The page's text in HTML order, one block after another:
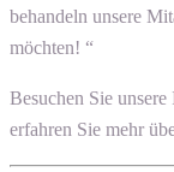
behandeln unsere
möchten! “
Besuchen Sie
erfahren Sie mehr